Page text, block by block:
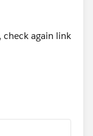
check again link